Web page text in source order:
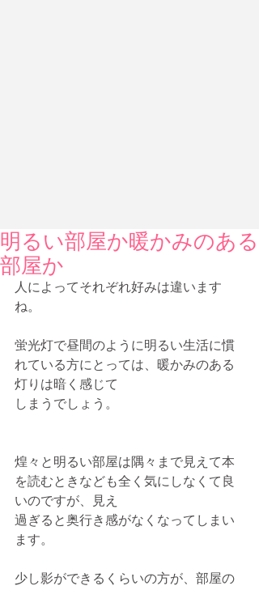
明るい部屋か暖かみのある
部屋か
人によってそれぞれ好みは違います
ね。
蛍光灯で昼間のように明るい生活に慣
れている方にとっては、暖かみのある
灯りは暗く感じて
しまうでしょう。
煌々と明るい部屋は隅々まで見えて本
を読むときなども全く気にしなくて良
いのですが、見え
過ぎると奥行き感がなくなってしまい
ます。
少し影ができるくらいの方が、部屋の